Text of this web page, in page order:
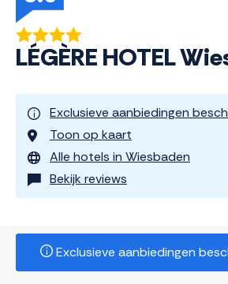
LÉGÈRE HOTEL
Exclusieve aanbiedingen
Toon op kaart
Alle hotels in Wiesbaden
Bekijk reviews
Exclusieve aanbiedingen